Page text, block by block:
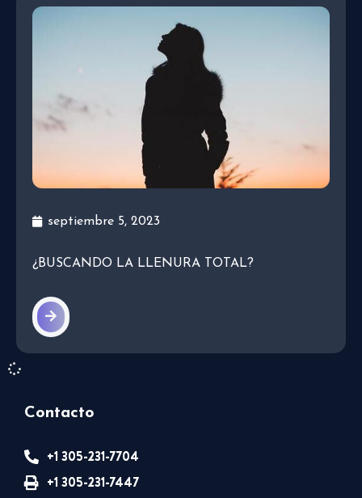
septiembre 5, 2023
¿BUSCANDO LA LLENURA TOTAL?
Contacto
+1 305-231-7704
+1 305-231-7447